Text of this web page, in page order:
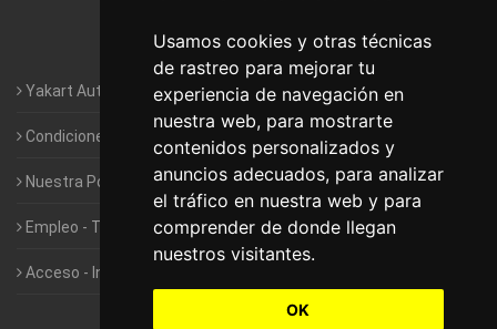
Usamos cookies y otras técnicas
de rastreo para mejorar tu
experiencia de navegación en
nuestra web, para mostrarte
contenidos personalizados y
anuncios adecuados, para analizar
el tráfico en nuestra web y para
comprender de donde llegan
nuestros visitantes.
OK
Autocaravanas Yakart Vitoria
Yakart Autocaravanas · La empresa
Condiciones de Alquiler de Yakart
Nuestra Política de Privacidad
Empleo - Trabaja con nosotros
Acceso - Intranet de Franquiciados